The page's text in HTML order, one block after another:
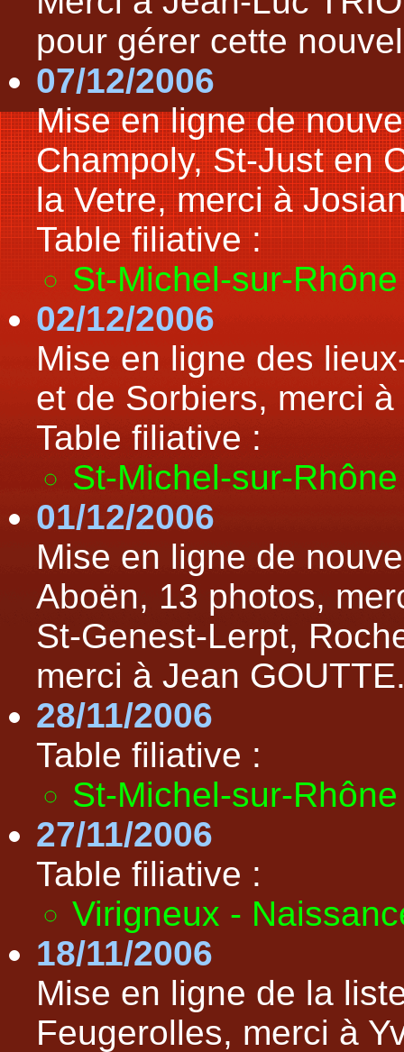
pour gérer cette
07/12/2006
Mise en ligne de
Champoly, St-Just en
la Vetre, merci à
Table filiative :
St-Michel-sur-
02/12/2006
Mise en ligne des
et de Sorbiers, merci
Table filiative :
St-Michel-sur-
01/12/2006
Mise en ligne de
Aboën, 13 photos,
St-Genest-Lerpt,
merci à Jean
28/11/2006
Table filiative :
St-Michel-sur-
27/11/2006
Table filiative :
Virigneux -
18/11/2006
Mise en ligne de la
Feugerolles, merci à